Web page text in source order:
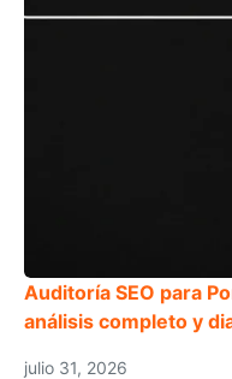
Auditoría SEO para
análisis completo y
julio 31, 2026